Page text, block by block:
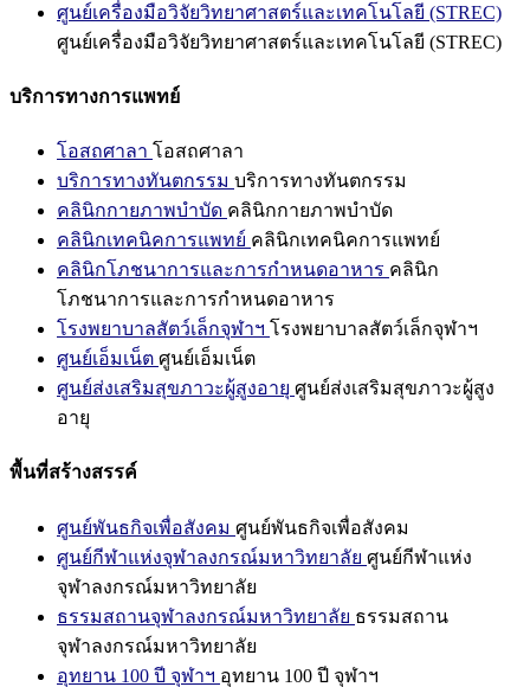
ศูนย์เครื่องมือวิจัยวิทยาศาสตร์และเทคโนโลยี (STREC)
ศูนย์เครื่องมือวิจัยวิทยาศาสตร์และเทคโนโลยี (STREC)
บริการทางการแพทย์
โอสถศาลา โอสถศาลา
บริการทางทันตกรรม บริการทางทันตกรรม
คลินิกกายภาพบำบัด คลินิกกายภาพบำบัด
คลินิกเทคนิคการแพทย์ คลินิกเทคนิคการแพทย์
คลินิกโภชนาการและการกำหนดอาหาร คลินิก
โภชนาการและการกำหนดอาหาร
โรงพยาบาลสัตว์เล็กจุฬาฯ โรงพยาบาลสัตว์เล็กจุฬาฯ
ศูนย์เอ็มเน็ต ศูนย์เอ็มเน็ต
ศูนย์ส่งเสริมสุขภาวะผู้สูงอายุ ศูนย์ส่งเสริมสุขภาวะผู้สูง
อายุ
พื้นที่สร้างสรรค์
ศูนย์พันธกิจเพื่อสังคม ศูนย์พันธกิจเพื่อสังคม
ศูนย์กีฬาแห่งจุฬาลงกรณ์มหาวิทยาลัย ศูนย์กีฬาแห่ง
จุฬาลงกรณ์มหาวิทยาลัย
ธรรมสถานจุฬาลงกรณ์มหาวิทยาลัย ธรรมสถาน
จุฬาลงกรณ์มหาวิทยาลัย
อุทยาน 100 ปี จุฬาฯ อุทยาน 100 ปี จุฬาฯ